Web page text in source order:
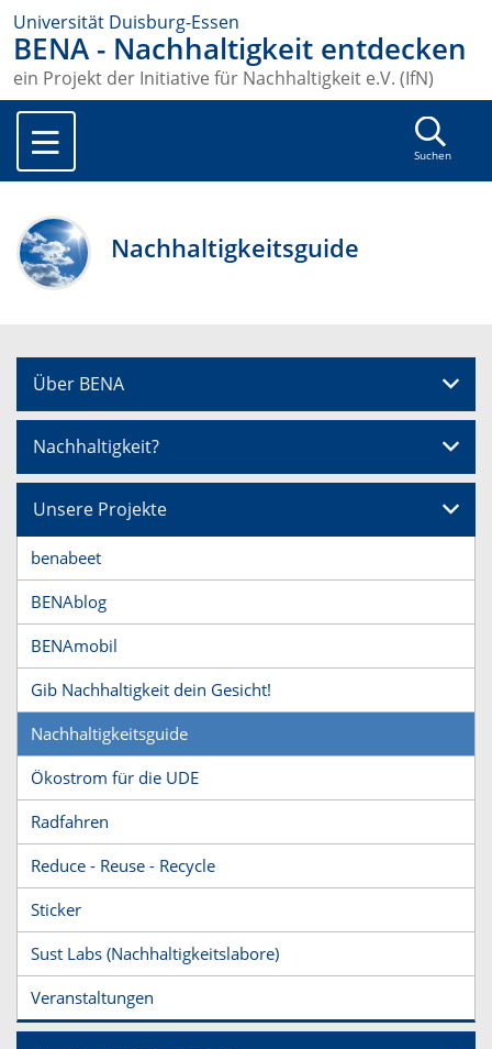
Universität Duisburg-Essen
BENA - Nachhaltigkeit entdecken
ein Projekt der Initiative für Nachhaltigkeit e.V. (IfN)
Suchen
Nachhaltigkeitsguide
Über BENA
Nachhaltigkeit?
Unsere Projekte
benabeet
BENAblog
BENAmobil
Gib Nachhaltigkeit dein Gesicht!
Nachhaltigkeitsguide
Ökostrom für die UDE
Radfahren
Reduce - Reuse - Recycle
Sticker
Sust Labs (Nachhaltigkeitslabore)
Veranstaltungen